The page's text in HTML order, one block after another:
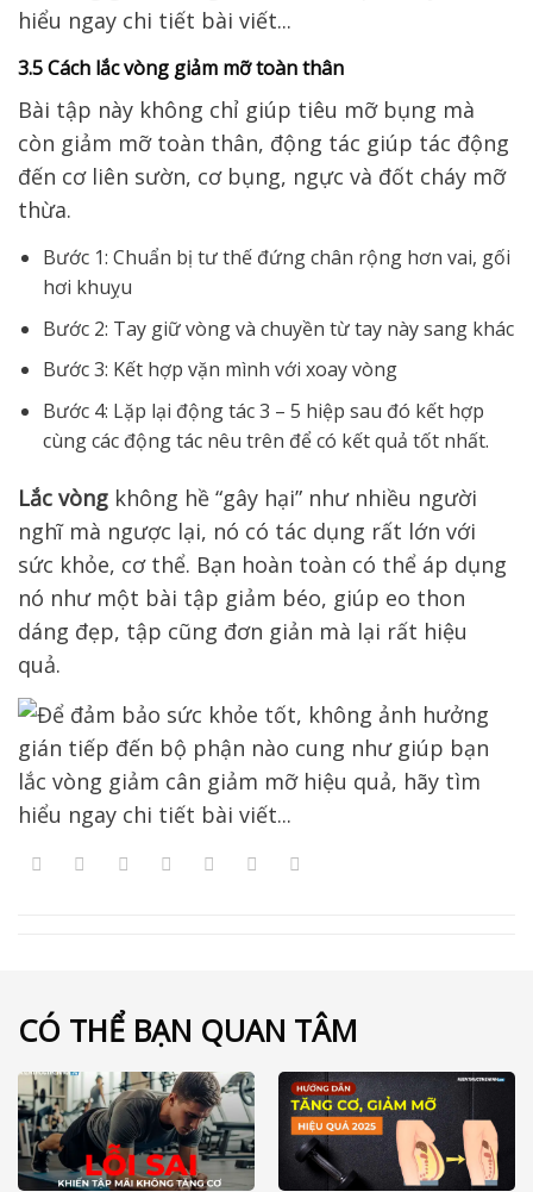
3.5 Cách lắc vòng giảm mỡ toàn thân
Bài tập này không chỉ giúp tiêu mỡ bụng mà
còn giảm mỡ toàn thân, động tác giúp tác động
đến cơ liên sườn, cơ bụng, ngực và đốt cháy mỡ
thừa.
Bước 1: Chuẩn bị tư thế đứng chân rộng hơn vai, gối
hơi khuỵu
Bước 2: Tay giữ vòng và chuyền từ tay này sang khác
Bước 3: Kết hợp vặn mình với xoay vòng
Bước 4: Lặp lại động tác 3 – 5 hiệp sau đó kết hợp
cùng các động tác nêu trên để có kết quả tốt nhất.
Lắc vòng không hề “gây hại” như nhiều người
nghĩ mà ngược lại, nó có tác dụng rất lớn với
sức khỏe, cơ thể. Bạn hoàn toàn có thể áp dụng
nó như một bài tập giảm béo, giúp eo thon
dáng đẹp, tập cũng đơn giản mà lại rất hiệu
quả.
CÓ THỂ BẠN QUAN TÂM